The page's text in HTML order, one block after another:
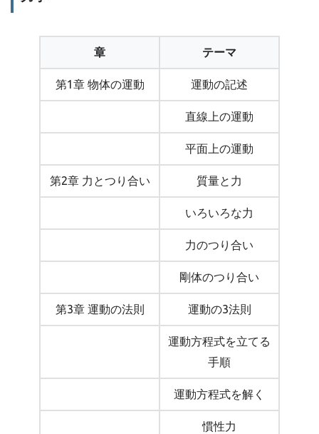
章 テーマ
第1章 物体の運動 運動の記述
直線上の運動
平面上の運動
第2章 力とつり合い 質量と力
いろいろな力
力のつり合い
剛体のつり合い
第3章 運動の法則 運動の3法則
運動方程式を立てる
手順
運動方程式を解く
慣性力